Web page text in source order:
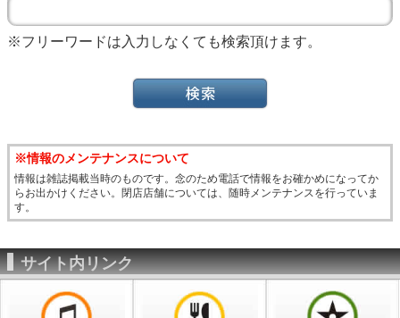
※フリーワードは入力しなくても検索頂けます。
※情報のメンテナンスについて
情報は雑誌掲載当時のものです。念のため電話で情報をお確かめになってか
らお出かけください。閉店店舗については、随時メンテナンスを行っていま
す。
サイト内リンク